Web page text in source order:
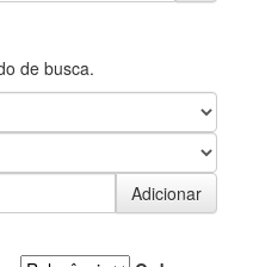
de busca.